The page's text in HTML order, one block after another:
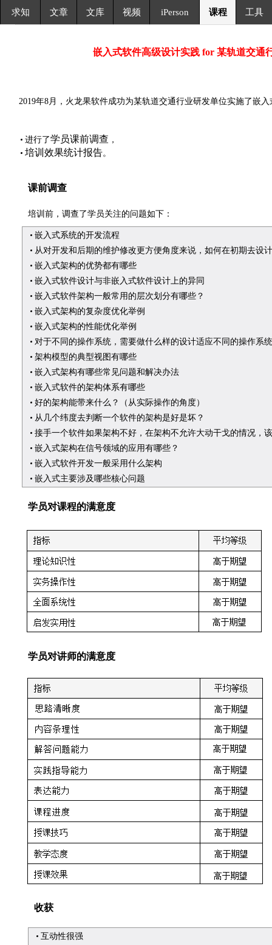
求知 文章 文库 视频 iPerson 课程 工具
嵌入式软件高级设计实践 for 某轨道交通
2019年8月，火龙果软件成功为某轨道交通行业研发单位实施了嵌
进行了学员课前调查 ，
培训效果统计报告。
课前调查
培训前，调查了学员关注的问题如下：
嵌入式系统的开发流程
从对开发和后期的维护修改更方便角度来说，如何在初期去设
嵌入式架构的优势都有哪些
嵌入式软件设计与非嵌入式软件设计上的异同
嵌入式软件架构一般常用的层次划分有哪些？
嵌入式架构的复杂度优化举例
嵌入式架构的性能优化举例
对于不同的操作系统，需要做什么样的设计适应不同的操作系
架构模型的典型视图有哪些
嵌入式架构有哪些常见问题和解决办法
嵌入式软件的架构体系有哪些
好的架构能带来什么？（从实际操作的角度）
从几个纬度去判断一个软件的架构是好是坏？
接手一个软件如果架构不好，在架构不允许大动干戈的情况，
嵌入式架构在信号领域的应用有哪些？
嵌入式软件开发一般采用什么架构
嵌入式主要涉及哪些核心问题
学员对课程的满意度
学员对讲师的满意度
收获
互动性很强